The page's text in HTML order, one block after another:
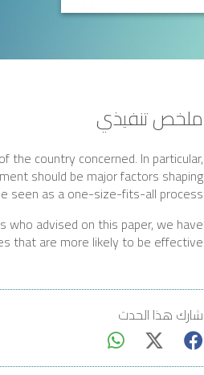
ملخص تنفيذي
country concerned. In particular,
should be major factors shaping
seen as a one-size-fits-all process.
advised on this paper, we have
that are more likely to be effective.
شارك هذا الحدث